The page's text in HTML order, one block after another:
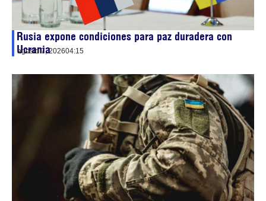
Rusia expone condiciones para paz duradera con
Ucrania
agosto 7, 202604:15